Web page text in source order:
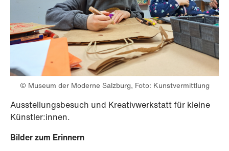
© Museum der Moderne Salzburg, Foto: Kunstvermittlung
Ausstellungsbesuch und Kreativwerkstatt für kleine
Künstler:innen.
Bilder zum Erinnern